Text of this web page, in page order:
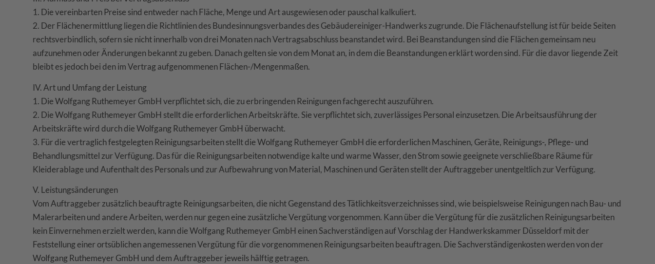
1. Die vereinbarten Preise sind entweder nach Fläche, Menge und Art ausgewiesen oder pauschal kalkuliert.
2. Der Flächenermittlung liegen die Richtlinien des Bundesinnungsverbandes des Gebäudereiniger-Handwerks zugrunde. Die Flächenaufstellung ist für beide Seiten
rechtsverbindlich, sofern sie nicht innerhalb von drei Monaten nach Vertragsabschluss beanstandet wird. Bei Beanstandungen sind die Flächen gemeinsam neu
aufzunehmen oder Änderungen bekannt zu geben. Danach gelten sie von dem Monat an, in dem die Beanstandungen erklärt worden sind. Für die davor liegende Zeit
bleibt es jedoch bei den im Vertrag aufgenommenen Flächen-/Mengenmaßen.
IV. Art und Umfang der Leistung
1. Die Wolfgang Ruthemeyer GmbH verpflichtet sich, die zu erbringenden Reinigungen fachgerecht auszuführen.
2. Die Wolfgang Ruthemeyer GmbH stellt die erforderlichen Arbeitskräfte. Sie verpflichtet sich, zuverlässiges Personal einzusetzen. Die Arbeitsausführung der
Arbeitskräfte wird durch die Wolfgang Ruthemeyer GmbH überwacht.
3. Für die vertraglich festgelegten Reinigungsarbeiten stellt die Wolfgang Ruthemeyer GmbH die erforderlichen Maschinen, Geräte, Reinigungs-, Pflege- und
Behandlungsmittel zur Verfügung. Das für die Reinigungsarbeiten notwendige kalte und warme Wasser, den Strom sowie geeignete verschließbare Räume für
Kleiderablage und Aufenthalt des Personals und zur Aufbewahrung von Material, Maschinen und Geräten stellt der Auftraggeber unentgeltlich zur Verfügung.
V. Leistungsänderungen
Vom Auftraggeber zusätzlich beauftragte Reinigungsarbeiten, die nicht Gegenstand des Tätlichkeitsverzeichnisses sind, wie beispielsweise Reinigungen nach Bau- und
Malerarbeiten und andere Arbeiten, werden nur gegen eine zusätzliche Vergütung vorgenommen. Kann über die Vergütung für die zusätzlichen Reinigungsarbeiten
kein Einvernehmen erzielt werden, kann die Wolfgang Ruthemeyer GmbH einen Sachverständigen auf Vorschlag der Handwerkskammer Düsseldorf mit der
Feststellung einer ortsüblichen angemessenen Vergütung für die vorgenommenen Reinigungsarbeiten beauftragen. Die Sachverständigenkosten werden von der
Wolfgang Ruthemeyer GmbH und dem Auftraggeber jeweils hälftig getragen.